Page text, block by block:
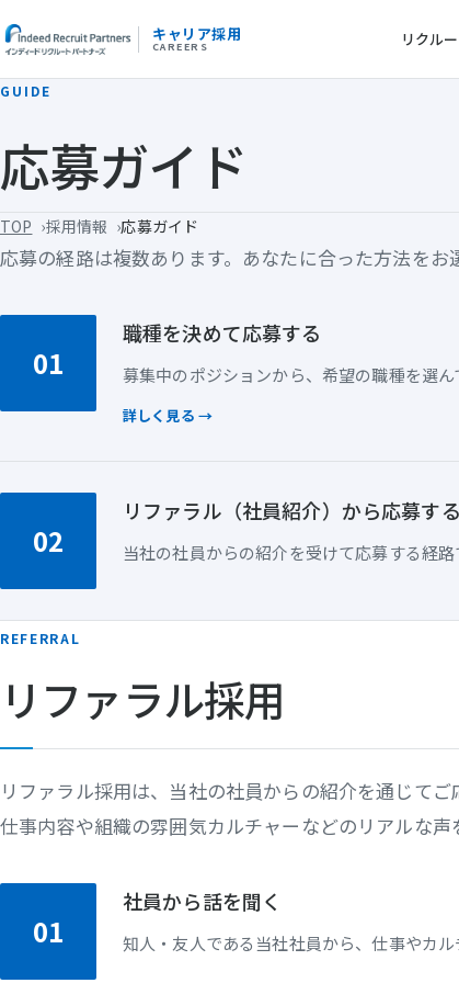
キャリア採用
CAREERS リクル
GUIDE
応募ガイド
TOP 採用情報 応募ガイド
応募の経路は複数あります。あなたに合った方法をお
01
職種を決めて応募する
募集中のポジションから、希望の職種を選ん
詳しく見る
02
リファラル（社員紹介）から応募する
当社の社員からの紹介を受けて応募する経
REFERRAL
リファラル採用
リファラル採用は、当社の社員からの紹介を通じてご
仕事内容や組織の雰囲気カルチャーなどのリアルな声
01
社員から話を聞く
知人・友人である当社社員から、仕事やカル